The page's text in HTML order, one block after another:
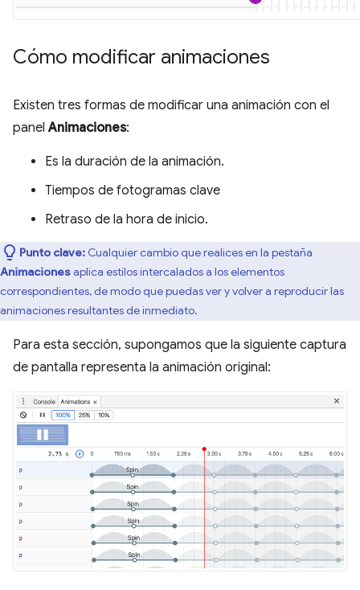
Cómo modificar animaciones
Existen tres formas de modificar una animación con el
panelAnimaciones:
Es la duración de la animación.
Tiempos de fotogramas clave
Retraso de la hora de inicio.
Punto clave: Cualquier cambio que realices en la pestaña
Animacionesaplica estilos intercalados a los elementos
correspondientes, de modo que puedas ver y volver a reproducir las
animaciones resultantes de inmediato.
Para esta sección, supongamos que la siguiente captura
de pantalla representa la animación original: